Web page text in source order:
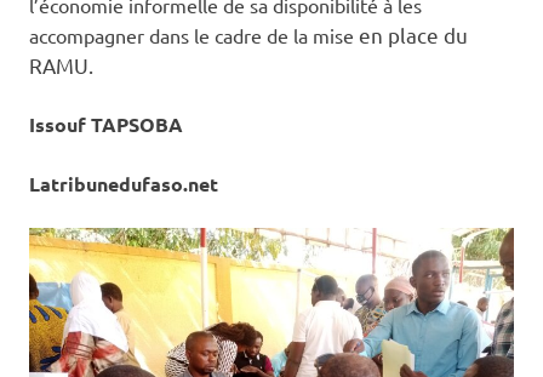
l’économie informelle de sa disponibilité à les
accompagner dans le cadre de la mise en place du
RAMU.
Issouf TAPSOBA
Latribunedufaso.net